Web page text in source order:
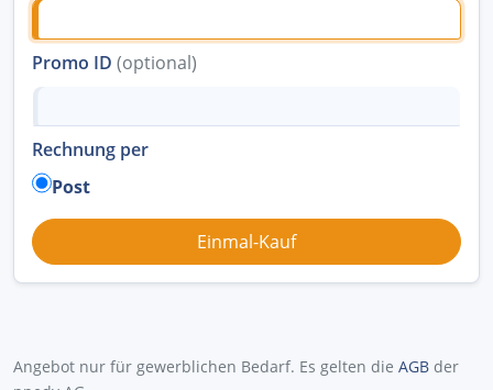
Promo ID (optional)
Rechnung per
Post
Angebot nur für gewerblichen Bedarf. Es gelten die AGB der